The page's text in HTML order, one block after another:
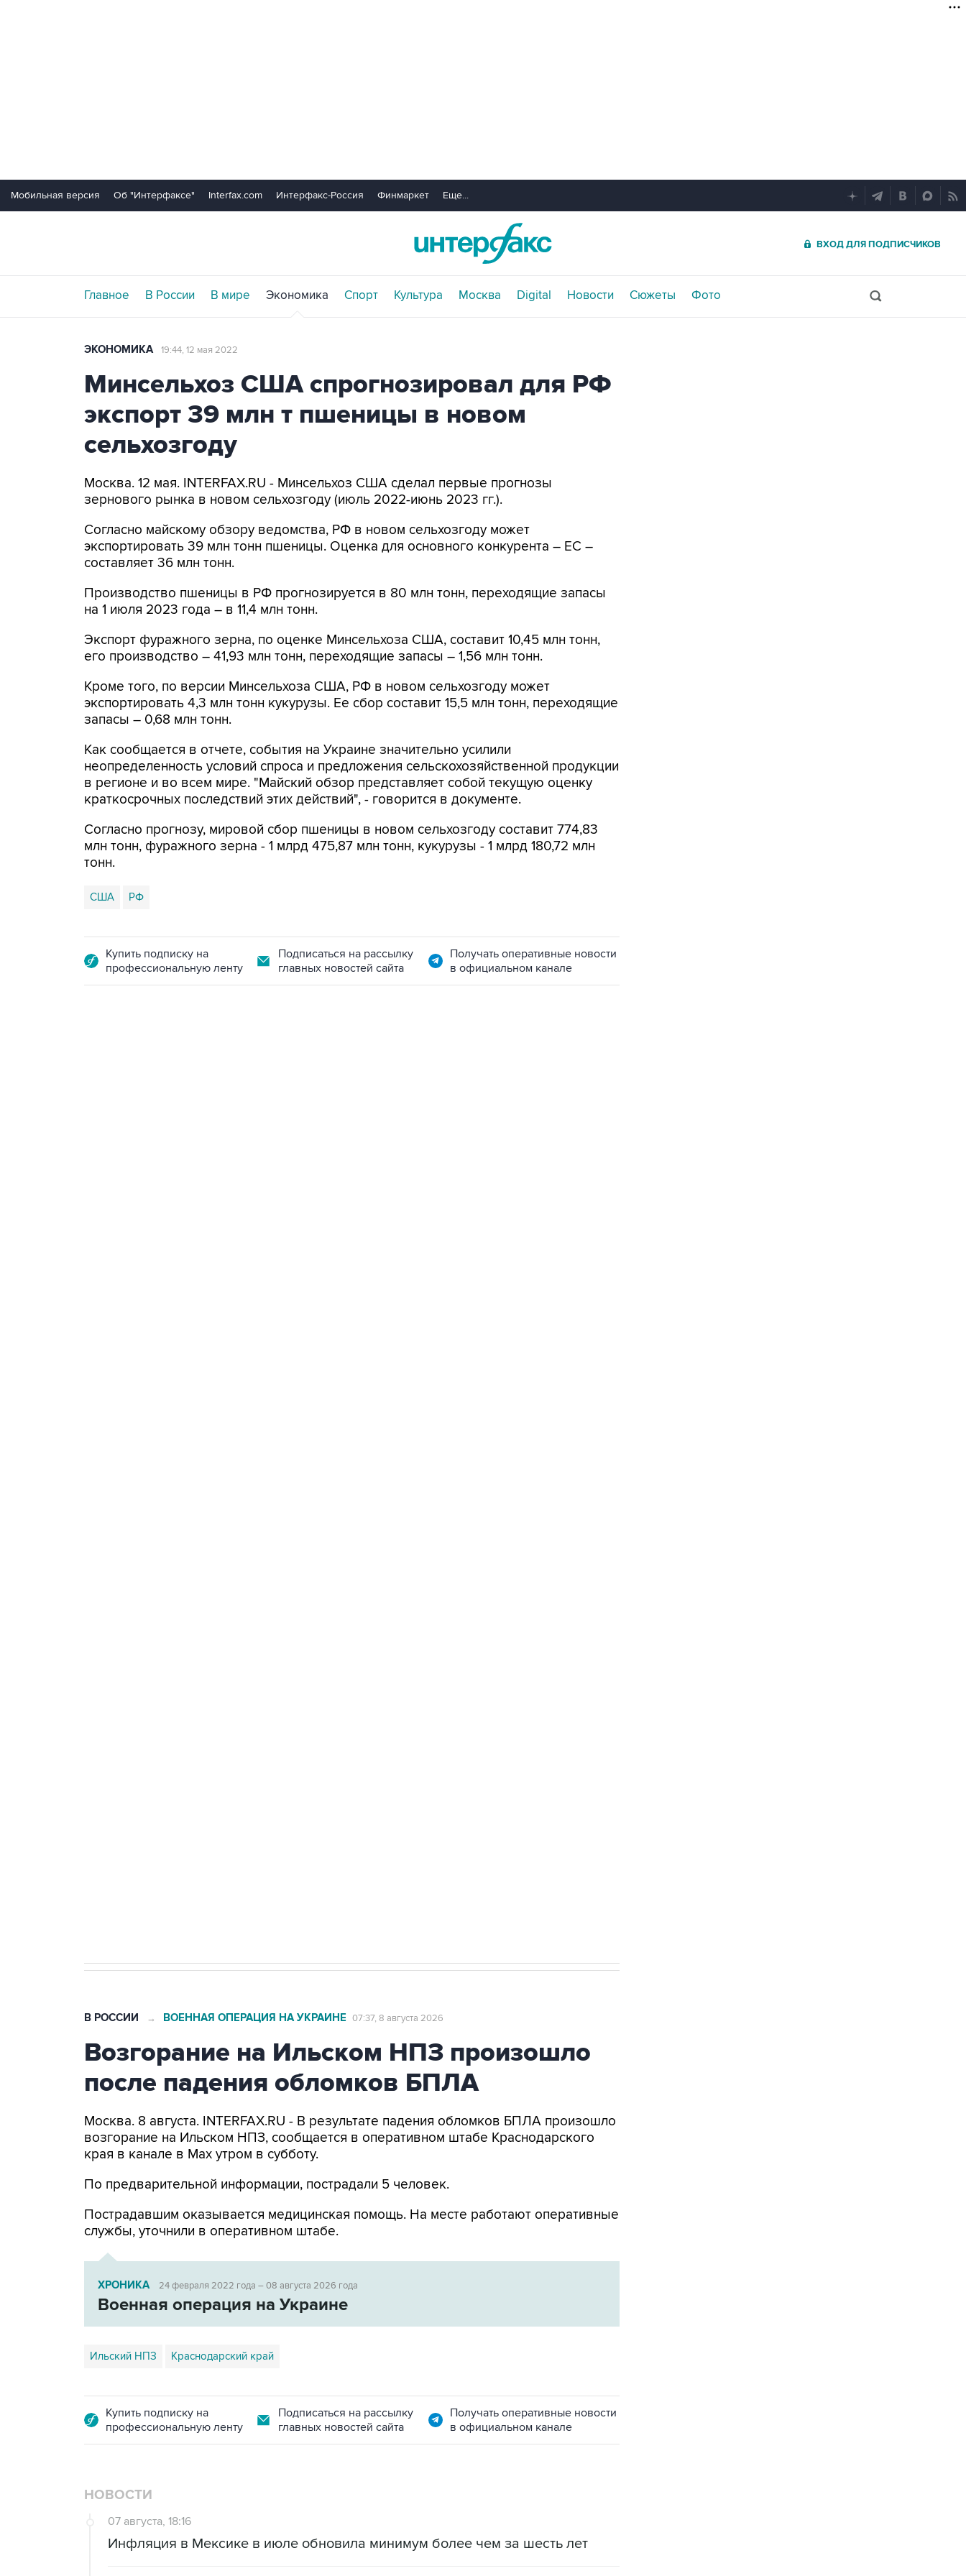
Мобильная версия Об "Интерфаксе" Interfax.com Интерфакс-Россия Финмаркет Еще...
ВХОД ДЛЯ ПОДПИСЧИКОВ
Главное В России В мире Экономика Спорт Культура Москва Digital Новости Сюжеты Фото
ЭКОНОМИКА 19:44, 12 мая 2022
Минсельхоз США спрогнозировал для РФ
экспорт 39 млн т пшеницы в новом
сельхозгоду
Москва. 12 мая. INTERFAX.RU - Минсельхоз США сделал первые прогнозы
зернового рынка в новом сельхозгоду (июль 2022-июнь 2023 гг.).
Согласно майскому обзору ведомства, РФ в новом сельхозгоду может
экспортировать 39 млн тонн пшеницы. Оценка для основного конкурента – ЕС –
составляет 36 млн тонн.
Производство пшеницы в РФ прогнозируется в 80 млн тонн, переходящие запасы
на 1 июля 2023 года – в 11,4 млн тонн.
Экспорт фуражного зерна, по оценке Минсельхоза США, составит 10,45 млн тонн,
его производство – 41,93 млн тонн, переходящие запасы – 1,56 млн тонн.
Кроме того, по версии Минсельхоза США, РФ в новом сельхозгоду может
экспортировать 4,3 млн тонн кукурузы. Ее сбор составит 15,5 млн тонн, переходящие
запасы – 0,68 млн тонн.
Как сообщается в отчете, события на Украине значительно усилили
неопределенность условий спроса и предложения сельскохозяйственной продукции
в регионе и во всем мире. "Майский обзор представляет собой текущую оценку
краткосрочных последствий этих действий", - говорится в документе.
Согласно прогнозу, мировой сбор пшеницы в новом сельхозгоду составит 774,83
млн тонн, фуражного зерна - 1 млрд 475,87 млн тонн, кукурузы - 1 млрд 180,72 млн
тонн.
США РФ
Купить подписку на
профессиональную ленту
Подписаться на рассылку
главных новостей сайта
Получать оперативные новости
в официальном канале
В РОССИИ → ВОЕННАЯ ОПЕРАЦИЯ НА УКРАИНЕ 07:37, 8 августа 2026
Возгорание на Ильском НПЗ произошло
после падения обломков БПЛА
Москва. 8 августа. INTERFAX.RU - В результате падения обломков БПЛА произошло
возгорание на Ильском НПЗ, сообщается в оперативном штабе Краснодарского
края в канале в Max утром в субботу.
По предварительной информации, пострадали 5 человек.
Пострадавшим оказывается медицинская помощь. На месте работают оперативные
службы, уточнили в оперативном штабе.
ХРОНИКА 24 февраля 2022 года – 08 августа 2026 года
Военная операция на Украине
Ильский НПЗ Краснодарский край
Купить подписку на
профессиональную ленту
Подписаться на рассылку
главных новостей сайта
Получать оперативные новости
в официальном канале
НОВОСТИ
07 августа, 18:16
Инфляция в Мексике в июле обновила минимум более чем за шесть лет